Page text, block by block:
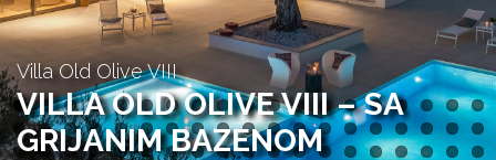
Previous Next
Villa Old Olive VIII
VILLA OLD OLIVE VIII – SA
GRIJANIM BAZENOM